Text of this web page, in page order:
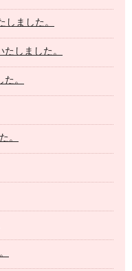
ました。
しました。
。
。